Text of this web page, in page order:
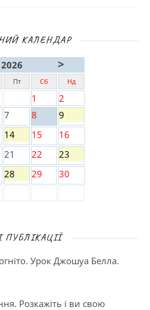
КАЛЕНДАР
>
Пт Сб Нд
1
2
7 8
9
14 15
16
21 22
23
28 29
30
ПУБЛІКАЦІЇ
Урок Джошуа Белла.
Розкажіть і ви свою